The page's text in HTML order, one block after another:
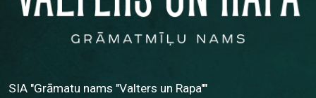
SIA "Grāmatu nams "Valters un Rapa""